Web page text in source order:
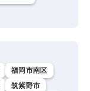
福岡市南区
筑紫野市